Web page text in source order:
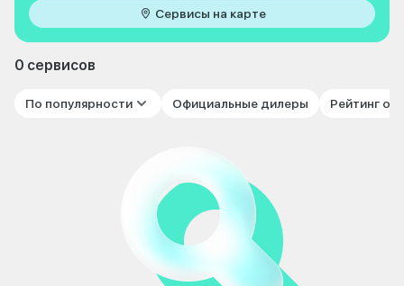
Сервисы на карте
0 сервисов
По популярности Официальные дилеры Рейтинг